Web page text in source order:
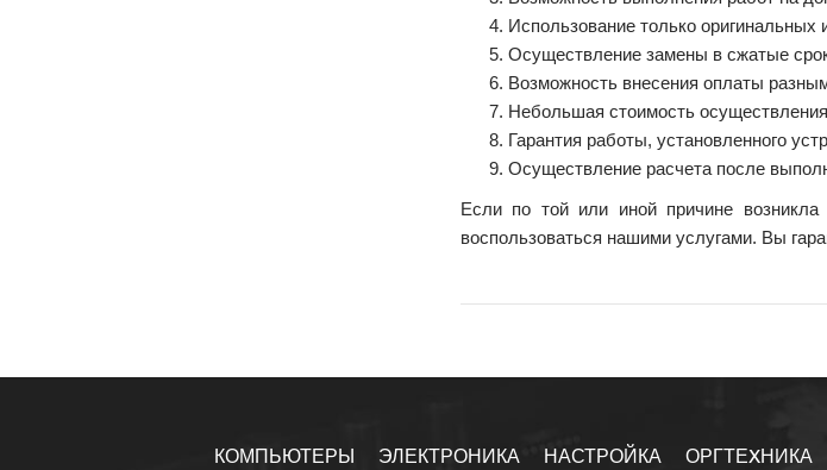
Использование только оригинальных
Осуществление замены в сжатые
Возможность внесения оплаты
Небольшая стоимость
Гарантия работы, установленного
Осуществление расчета после
Если по той или иной причине
воспользоваться нашими услугами. Вы
КОМПЬЮТЕРЫ ЭЛЕКТРОНИКА НАСТРОЙКА ОРГТЕXНИКА